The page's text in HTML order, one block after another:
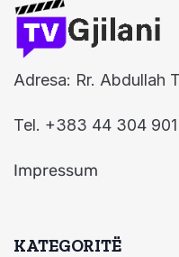
Adresa: Rr. Abdullah
Tel. +383 44 304 901
Impressum
KATEGORITË